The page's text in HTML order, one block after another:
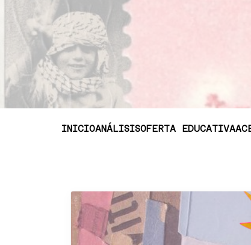
INICIOANÁLISISOFERTA EDUCATIVA